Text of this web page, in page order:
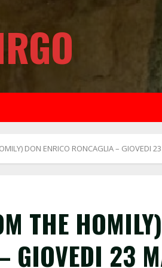
DON ENRICO RONCAGLIA – GIOVEDI
THE
GIOVEDI 23